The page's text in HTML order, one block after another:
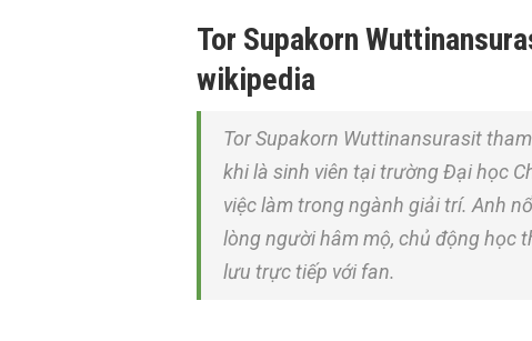
Tor Supakorn
wikipedia
Tor Supakorn Wuttinansurasit
khi là sinh viên tại trường Đại học
việc làm trong ngành giải trí. Anh
lòng người hâm mộ, chủ động học
lưu trực tiếp với fan.